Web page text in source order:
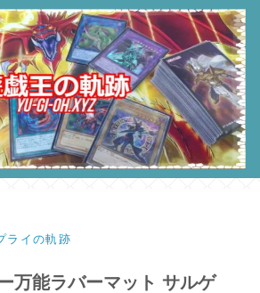
ライの軌跡
万能ラバーマット サルゲ